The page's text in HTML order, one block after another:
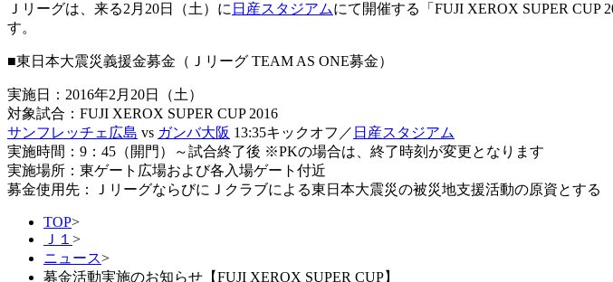
Ｊリーグは、来る2月20日（土）に 日産スタジアムにて開催する「FUJI XEROX SUPER
す。
■東日本大震災義援金募金（Ｊリーグ TEAM AS ONE募金）
実施日：2016年2月20日（土）
対象試合：FUJI XEROX SUPER CUP 2016
サンフレッチェ広島 vs ガンバ大阪 13:35キックオフ／ 日産スタジアム
実施時間：9：45（開門）～試合終了後 ※PKの場合は、終了時刻が変更となります
実施場所：東ゲート広場および各入場ゲート付近
募金使用先：ＪリーグならびにＪクラブによる東日本大震災の被災地支援活動の原資とする
TOP>
Ｊ１ >
ニュース>
募金活動実施のお知らせ【FUJI XEROX SUPER CUP】